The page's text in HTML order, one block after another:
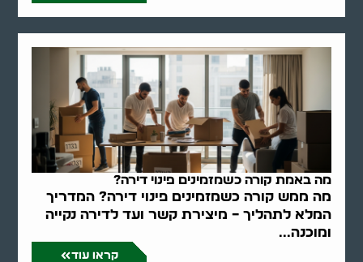
מה באמת קורה כשמזמינים פינוי דירה?
מה ממש קורה כשמזמינים פינוי דירה? המדריך
המלא לתהליך – מיצירת קשר ועד לדירה נקייה
ומוכנה...
קראו עוד